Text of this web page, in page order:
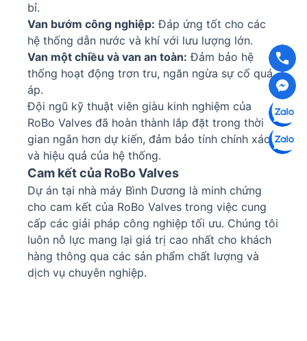
bỉ.
Van bướm công nghiệp: Đáp ứng tốt cho các
hệ thống dẫn nước và khí với lưu lượng lớn.
Van một chiều và van an toàn: Đảm bảo hệ
thống hoạt động trơn tru, ngăn ngừa sự cố quá
áp.
Đội ngũ kỹ thuật viên giàu kinh nghiệm của
RoBo Valves đã hoàn thành lắp đặt trong thời
gian ngắn hơn dự kiến, đảm bảo tính chính xác
và hiệu quả của hệ thống.
Cam kết của RoBo Valves
Dự án tại nhà máy Bình Dương là minh chứng
cho cam kết của RoBo Valves trong việc cung
cấp các giải pháp công nghiệp tối ưu. Chúng tôi
luôn nỗ lực mang lại giá trị cao nhất cho khách
hàng thông qua các sản phẩm chất lượng và
dịch vụ chuyên nghiệp.